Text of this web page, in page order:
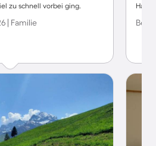
zu schnell vorbei ging.
| Familie